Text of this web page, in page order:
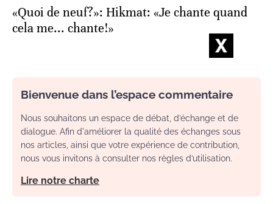
«Quoi de neuf?»: Hikmat: «Je chante quand
cela me... chante!»
Bienvenue dans l’espace commentaire
Nous souhaitons un espace de débat, d’échange et de
dialogue. Afin d'améliorer la qualité des échanges sous
nos articles, ainsi que votre expérience de contribution,
nous vous invitons à consulter nos règles d’utilisation.
Lire notre charte